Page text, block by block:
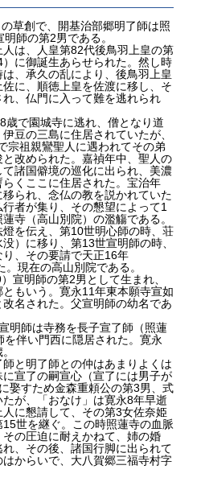
草創で、開基治部郷明了師は照
師の第2男である。
は、人皇第82代後鳥羽上皇の第
に御誕生あらせられた。然し時
、承久の乱により、後鳥羽上皇
に、順徳上皇を佐渡に移し、そ
、仏門に入って難を逃れられ
で園城寺に逃れ、僧となり道
豆の三島に住居されていたが、
宗祖親鸞聖人に遇われてその弟
改められた。嘉禎年中、聖人の
諸国僻境の巡化に出られ、美濃
くここに住居された。宝治年
られ、念仏の教を説かれていた
者が集り、その懇望によって1
寺（高山別院）の濫觴である。
を伝え、第10世明心師の時、荘
）に移り、第13世宣明師の時、
、その要請で天正16年
。現在の高山別院である。
宣明師の第2男として生まれ、
もいう。寛永11年東本願寺宣如
改名された。父宣明師の幼名であ
明師は寺務を長子宣了師（照蓮
伴い門西に隠居された。寛永
と明了師との仲はあまりよくは
宣了の嗣宣心（宣了には男子が
娶すため金森重頼公の第3男、式
が、「おなけ」は寛永8年早逝
に懇請して、その第3女佐奈姫
世を継ぐ。この時照蓮寺の血脈
の圧迫に耐えかねて、姉の婚
、その後、諸国行脚に出られて
からいで、大八賀郷三福寺村字